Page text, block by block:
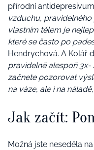
přírodní
vzduchu,
vlastním tělem je
které se často po
Hendrychová. A Kolář
pravidelně alespoň
začnete pozorovat
na váze, ale i na
Jak začít:
Možná jste neseděla